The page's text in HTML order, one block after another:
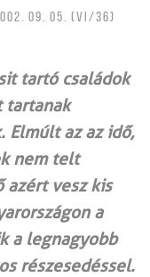
09. 05. (VI/36)
tartó családok
tartanak
Elmúlt az az idő,
nem telt
azért vesz kis
a
a legnagyobb
részesedéssel.